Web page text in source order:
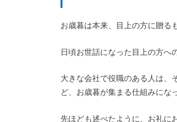
お歳暮は本来、目上の方に贈る
日頃お世話になった目上の方へ
大きな会社で役職のある人は、
ど、お歳暮が集まる仕組みにな
先ほども述べたように、お礼に